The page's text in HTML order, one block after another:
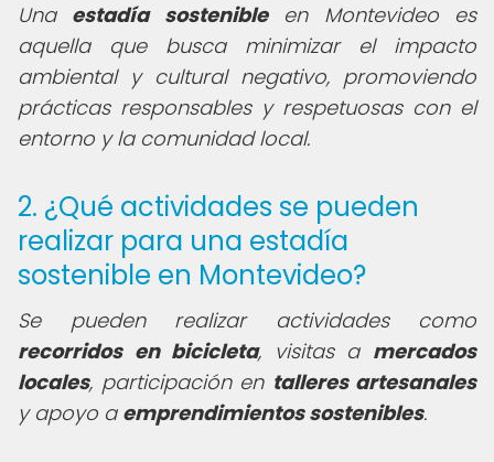
Una estadía sostenibleen Montevideo es
aquella que busca minimizar el impacto
ambiental y cultural negativo, promoviendo
prácticas responsables y respetuosas con el
entorno y la comunidad local.
2. ¿Qué actividades se pueden
realizar para una estadía
sostenible en Montevideo?
Se pueden realizar actividades como
recorridos en bicicleta, visitas a mercados
locales, participación en talleres artesanales
y apoyo a emprendimientos sostenibles.